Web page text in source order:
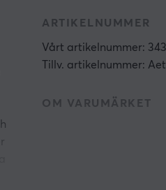
ARTIKELNUMMER
Vårt artikelnummer:
Tillv. artikelnummer:
OM VARUMÄRKET